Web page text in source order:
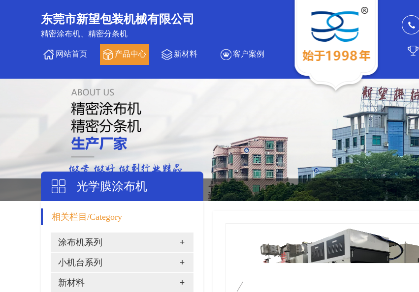
东莞市新望包装机械有限公司
精密涂布机、精密分条机
网站首页 产品中心 新材料 客户案例
光学膜涂布机
相关栏目/Category
涂布机系列 +
小机台系列 +
新材料 +